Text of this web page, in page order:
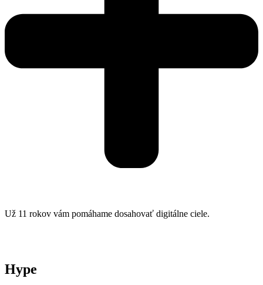
Už 11 rokov vám pomáhame dosahovať digitálne ciele.
Hype